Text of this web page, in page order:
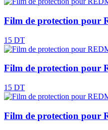
Film de protection pour
15 DT
Film de protection pour
15 DT
Film de protection pour